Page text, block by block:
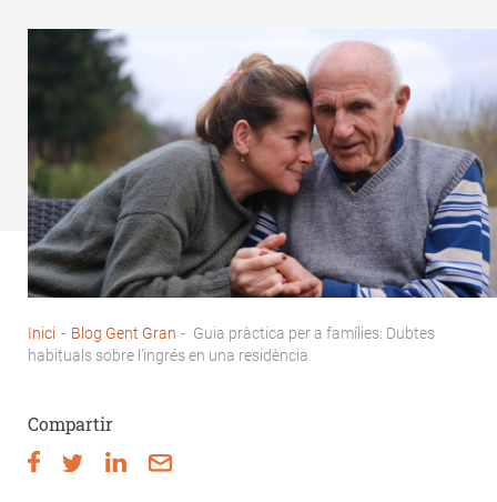
Fil
Inici - Blog Gent Gran - Guia pràctica per a famílies: Dubtes
habituals sobre l’ingrés en una residència
Compartir